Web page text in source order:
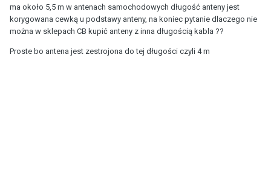
ma około 5,5 m w antenach samochodowych długość anteny jest
korygowana cewką u podstawy anteny, na koniec pytanie dlaczego nie
można w sklepach CB kupić anteny z inna długością kabla ??
Proste bo antena jest zestrojona do tej długości czyli 4 m